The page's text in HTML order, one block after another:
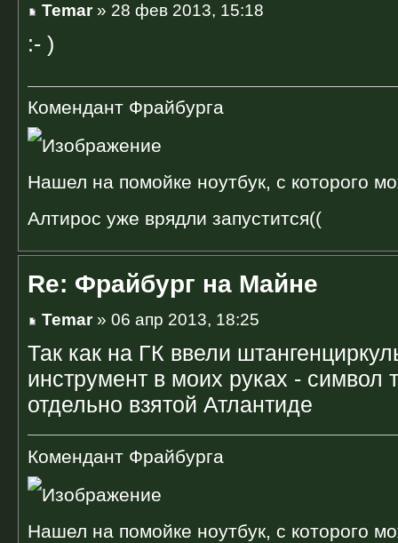
Temar» 28 фев 2013, 15:18
:- )
Комендант Фрайбурга
Нашел на помойке ноутбук, с которого
Алтирос уже врядли запустится((
Re: Фрайбург на Майне
Temar» 06 апр 2013, 18:25
Так как на ГК ввели
инструмент в моих руках - символ
отдельно взятой Атлантиде
Комендант Фрайбурга
Нашел на помойке ноутбук, с которого